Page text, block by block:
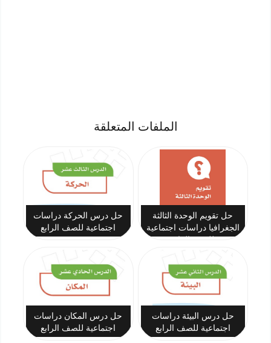
الملفات المتعلقة
حل تقويم الوحدة الثالثة
الجغرافيا دراسات اجتماعية
حل درس الحركة دراسات
اجتماعية للصف الرابع
حل درس البيئة دراسات
اجتماعية للصف الرابع
حل درس المكان دراسات
اجتماعية للصف الرابع